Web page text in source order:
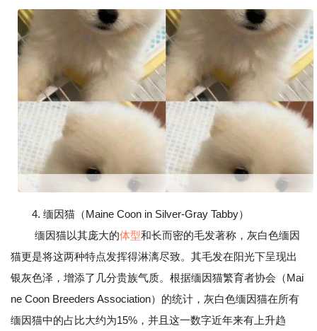
4. 缅因猫（Maine Coon in Silver-Gray Tabby）
缅因猫以其庞大的体型和长而密的毛发著称，灰白色缅因
猫更是将这两种特点发挥得淋漓尽致。其毛发在阳光下呈现出
银灰色泽，增添了几分贵族气质。根据缅因猫繁育者协会（Mai
ne Coon Breeders Association）的统计，灰白色缅因猫在所有
缅因猫中的占比大约为15%，并且这一数字近年来有上升趋